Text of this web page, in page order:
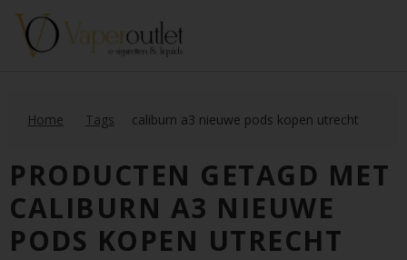
Home Tags caliburn a3 nieuwe pods kopen utrecht
PRODUCTEN GETAGD MET
CALIBURN A3 NIEUWE
PODS KOPEN UTRECHT